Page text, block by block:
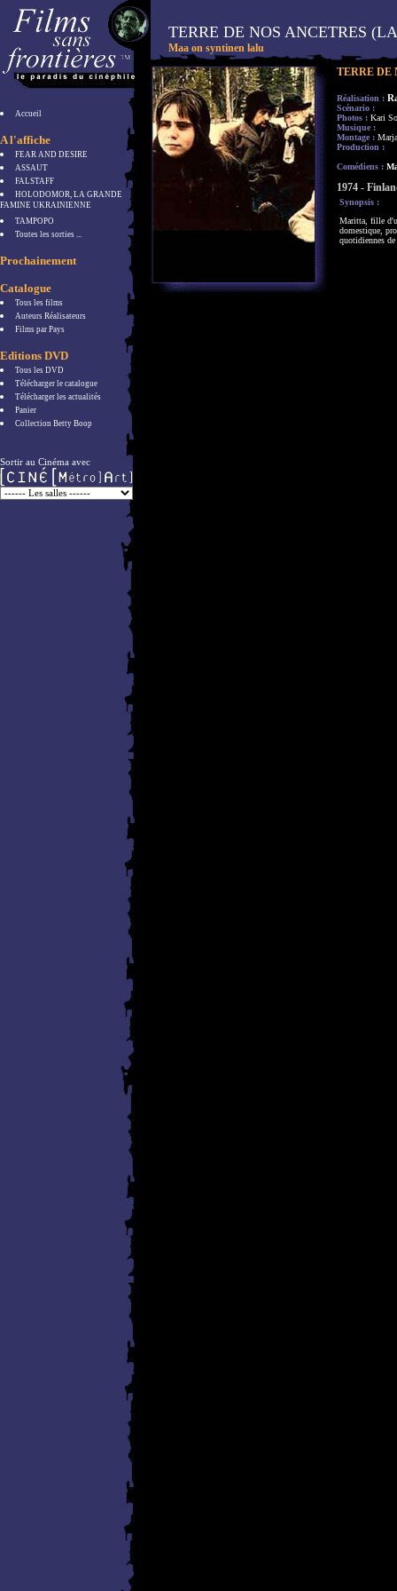
Accueil
A l'affiche
FEAR AND DESIRE
ASSAUT
FALSTAFF
HOLODOMOR, LA GRANDE
FAMINE UKRAINIENNE
TAMPOPO
Toutes les sorties ...
Prochainement
Catalogue
Tous les films
Auteurs Réalisateurs
Films par Pays
Editions DVD
Tous les DVD
Télécharger le catalogue
Télécharger les actualités
Panier
Collection Betty Boop
Sortir au Cinéma avec
TERRE DE NOS ANCETRES
Maa on syntinen lalu
TERRE DE
Réalisation :
Scénario :
Photos : Kari
Musique :
Montage :
Production :
Comédiens :
1974 -
Synopsis :
Maritta, fille
domestique,
quotidiennes